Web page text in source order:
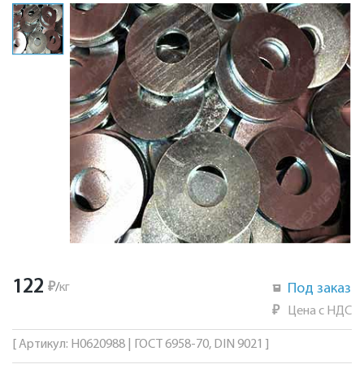
122 ₽/кг Под заказ
₽ Цена с НДС
[ Артикул: Н0620988 | ГОСТ 6958-70, DIN 9021 ]